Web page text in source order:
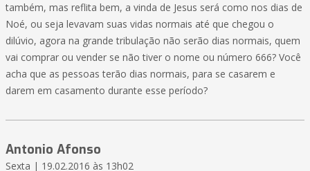
também, mas reflita bem, a vinda de Jesus será como nos dias de
Noé, ou seja levavam suas vidas normais até que chegou o
dilúvio, agora na grande tribulação não serão dias normais, quem
vai comprar ou vender se não tiver o nome ou número 666? Você
acha que as pessoas terão dias normais, para se casarem e
darem em casamento durante esse período?
Antonio Afonso
Sexta | 19.02.2016 às 13h02